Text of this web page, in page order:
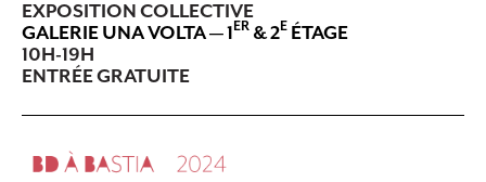
EXPOSITION COLLECTIVE
GALERIE UNA VOLTA — 1ER & 2E ÉTAGE
10H-19H
ENTRÉE GRATUITE